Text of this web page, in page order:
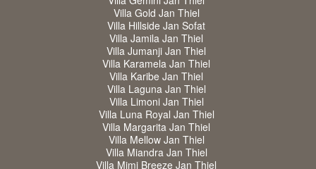
Villa Gold Jan Thiel
Villa Hillside Jan Sofat
Villa Jamila Jan Thiel
Villa Jumanji Jan Thiel
Villa Karamela Jan Thiel
Villa Karibe Jan Thiel
Villa Laguna Jan Thiel
Villa Limoni Jan Thiel
Villa Luna Royal Jan Thiel
Villa Margarita Jan Thiel
Villa Mellow Jan Thiel
Villa Miandra Jan Thiel
Villa Mimi Breeze Jan Thiel